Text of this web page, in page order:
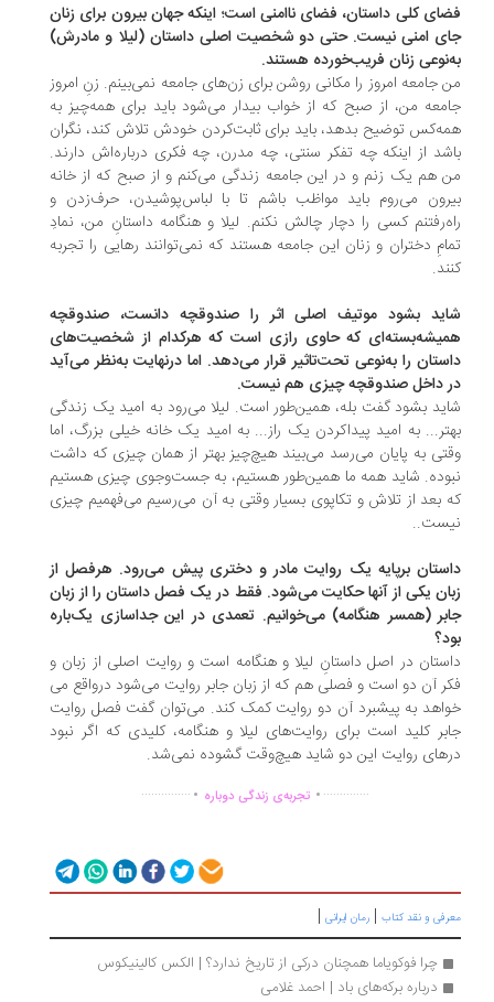
کلی داستان، فضای ناامنی است؛ اینکه جهان بیرون برای زنان
امنی نیست. حتی دو شخصیت اصلی داستان (لیلا و مادرش)
زنان فریب‌خورده هستند.
جامعه امروز را مکانی روشن برای زن‌های جامعه‌ نمی‌بینم. زنِ امروز
من، از صبح که از خواب بیدار می‌شود باید برای همه‌چیز به
توضیح بدهد، باید برای ثابت‌کردن خودش تلاش کند، نگران
از اینکه چه تفکر سنتی، چه مدرن، چه فکری درباره‌اش دارند.
هم یک زنم و در این جامعه زندگی می‌کنم و از صبح که از خانه
می‌روم باید مواظب باشم تا با لباس‌پوشیدن، حرف‌زدن و
کسی را دچار چالش نکنم. لیلا و هنگامه داستانِ من، نمادِ
دختران و زنان این جامعه هستند که نمی‌توانند رهایی را تجربه
بشود موتیف اصلی اثر را صندوقچه دانست، صندوقچه‌‌
که حاوی رازی است که هرکدام از شخصیت‌های
را به‌نوعی تحت‌تاثیر قرار می‌دهد. اما درنهایت به‌نظر می‌آید
داخل صندوقچه چیزی هم نیست.
بشود گفت بله، همین‌طور است. لیلا می‌رود به امید یک زندگی
به امید پیداکردن یک راز... به امید یک خانه خیلی بزرگ، اما
به پایان می‌رسد می‌بیند هیچ‌چیز بهتر از همان چیزی که داشت
شاید همه ما همین‌طور هستیم، به جست‌وجوی چیزی هستیم
بعد از تلاش و تکاپوی بسیار وقتی به آن می‌رسیم می‌فهمیم چیزی
برپایه یک روایت مادر و دختری پیش می‌رود. هرفصل از
یکی از آنها حکایت می‌شود. فقط در یک فصل داستان را از زبان
(همسر هنگامه) می‌خوانیم. تعمدی در این جداسازی یک‌باره
در اصل داستانِ لیلا و هنگامه است و روایت اصلی از زبان و
آن دو است و فصلی هم که از زبان جابر روایت می‌شود درواقع می
به پیشبرد آن دو روایت کمک کند. می‌توان گفت فصل روایت
کلید است برای روایت‌های لیلا و هنگامه، کلیدی که اگر نبود
روایت این دو شاید هیچ‌وقت گشوده نمی‌شد.
............... .تجربه‌ی زندگی دوباره ...............
و نقد کتاب|رمان ایرانی|
چرا فوکویاما همچنان درکی از تاریخ ندارد؟ | الکس کالینیکوس
درباره برکه‌های باد | احمد غلامی